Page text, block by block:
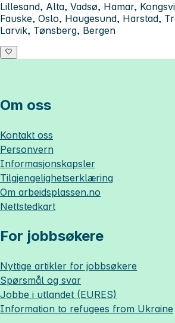
Lillesand, Alta, Vadsø, Hamar,
Fauske, Oslo, Haugesund, Harstad,
Larvik, Tønsberg, Bergen
Om oss
Kontakt oss
Personvern
Informasjonskapsler
Tilgjengelighetserklæring
Om arbeidsplassen.no
Nettstedkart
For jobbsøkere
Nyttige artikler for jobbsøkere
Spørsmål og svar
Jobbe i utlandet (EURES)
Information to refugees from Ukraine